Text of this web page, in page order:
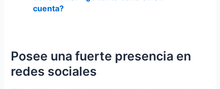
cuenta?
Posee una fuerte presencia en
redes sociales